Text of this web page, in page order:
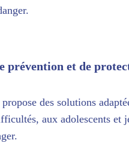
prévention et de
des solutions
aux adolescents et